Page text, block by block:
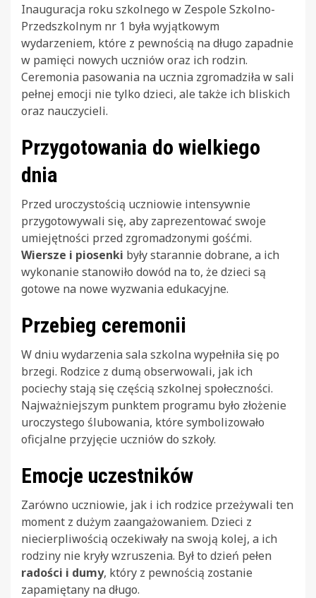
Inauguracja roku szkolnego w Zespole Szkolno-
Przedszkolnym nr 1 była wyjątkowym
wydarzeniem, które z pewnością na długo zapadnie
w pamięci nowych uczniów oraz ich rodzin.
Ceremonia pasowania na ucznia zgromadziła w sali
pełnej emocji nie tylko dzieci, ale także ich bliskich
oraz nauczycieli.
Przygotowania do wielkiego
dnia
Przed uroczystością uczniowie intensywnie
przygotowywali się, aby zaprezentować swoje
umiejętności przed zgromadzonymi gośćmi.
Wiersze i piosenki były starannie dobrane, a ich
wykonanie stanowiło dowód na to, że dzieci są
gotowe na nowe wyzwania edukacyjne.
Przebieg ceremonii
W dniu wydarzenia sala szkolna wypełniła się po
brzegi. Rodzice z dumą obserwowali, jak ich
pociechy stają się częścią szkolnej społeczności.
Najważniejszym punktem programu było złożenie
uroczystego ślubowania, które symbolizowało
oficjalne przyjęcie uczniów do szkoły.
Emocje uczestników
Zarówno uczniowie, jak i ich rodzice przeżywali ten
moment z dużym zaangażowaniem. Dzieci z
niecierpliwością oczekiwały na swoją kolej, a ich
rodziny nie kryły wzruszenia. Był to dzień pełen
radości i dumy, który z pewnością zostanie
zapamiętany na długo.